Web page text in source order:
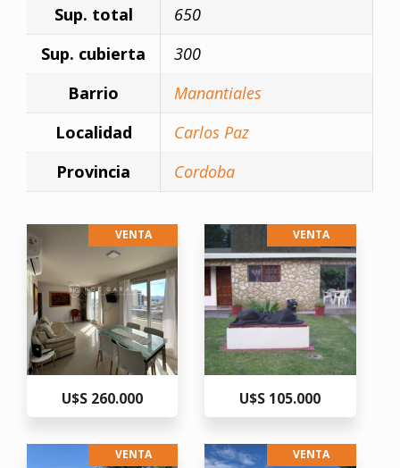
Sup. total
650
Sup. cubierta
300
Barrio
Manantiales
Localidad
Carlos Paz
Provincia
Cordoba
VENTA
U$S 260.000
VENTA
U$S 105.000
VENTA VENTA